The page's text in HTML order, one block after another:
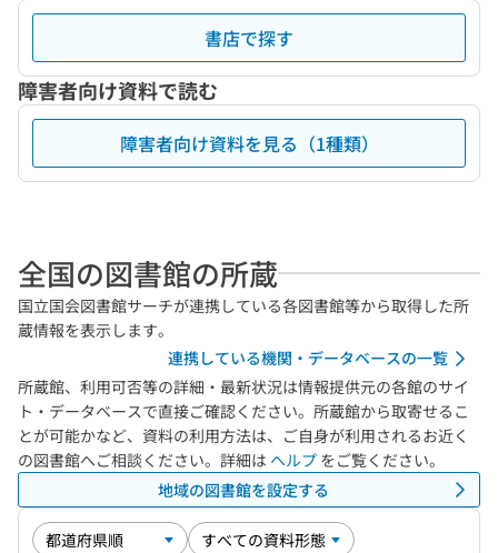
書店で探す
障害者向け資料で読む
障害者向け資料を見る（1種類）
全国の図書館の所蔵
国立国会図書館サーチが連携している各図書館等から取得した所
蔵情報を表示します。
連携している機関・データベースの一覧
所蔵館、利用可否等の詳細・最新状況は情報提供元の各館のサイ
ト・データベースで直接ご確認ください。所蔵館から取寄せるこ
とが可能かなど、資料の利用方法は、ご自身が利用されるお近く
の図書館へご相談ください。詳細は ヘルプ をご覧ください。
地域の図書館を設定する